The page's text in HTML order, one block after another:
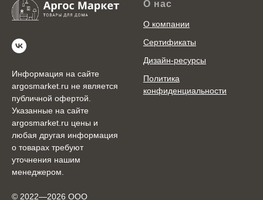
Информация на сайте
argosmarket.ru не является
публичной офертой.
Указанные на сайте
argosmarket.ru цены и
любая другая информация
о товарах требуют
уточнения нашим
менеджером.
© 2022—2026 ООО
О нас
О компании
Сертификаты
Дизайн-ресурсы
Политика
конфиденциальности